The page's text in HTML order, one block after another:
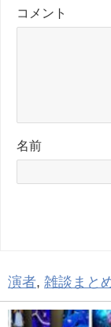
コメント
名前
演者 雑談まと